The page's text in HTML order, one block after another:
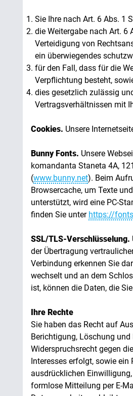
Sie Ihre nach Art. 6 Abs. 1
die Weitergabe nach Art. 6
Verteidigung von
ein überwiegendes
für den Fall, dass für die
Verpflichtung besteht,
dies gesetzlich zulässig
Vertragsverhältnissen mit
Cookies. Unsere
Bunny Fonts. Unsere
komandanta Staneta 4A,
(www.bunny.net). Beim
Browsercache, um Texte
unterstützt, wird eine PC-
finden Sie unter https://
SSL/TLS-Verschlüsselung.
der Übertragung
Verbindung erkennen Sie
wechselt und an dem
ist, können die Daten, die
Ihre Rechte
Sie haben das Recht auf
Berichtigung, Löschung
Widerspruchsrecht gegen
Interesses erfolgt, sowie
ausdrücklichen
formlose Mitteilung per E-